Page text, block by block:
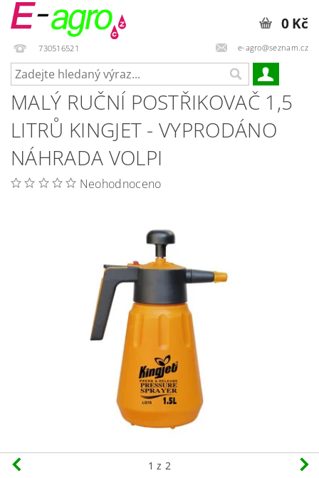
730516521 e-agro@seznam.cz
0 Kč
MALÝ RUČNÍ POSTŘIKOVAČ 1,5
LITRŮ KINGJET - VYPRODÁNO
NÁHRADA VOLPI
Neohodnoceno
1 z 2